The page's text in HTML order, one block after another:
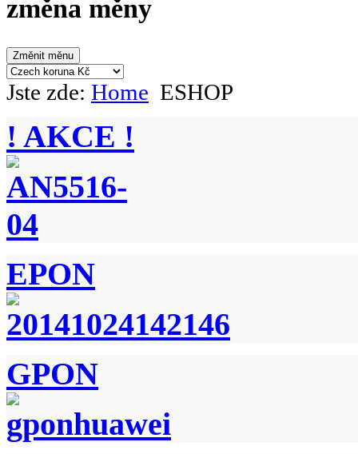
změna měny
Jste zde: Home ESHOP
! AKCE !
EPON
GPON